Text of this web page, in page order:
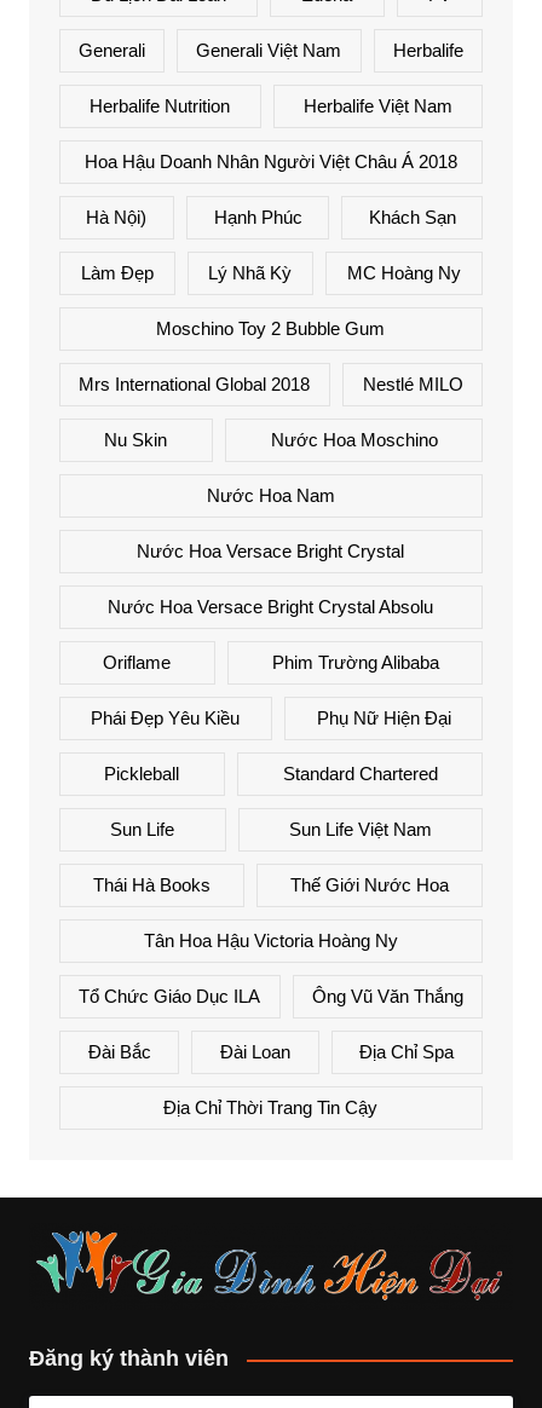
Generali Generali Việt Nam Herbalife
Herbalife Nutrition Herbalife Việt Nam
Hoa Hậu Doanh Nhân Người Việt Châu Á 2018
Hà Nội) Hạnh Phúc Khách Sạn
Làm Đẹp Lý Nhã Kỳ MC Hoàng Ny
Moschino Toy 2 Bubble Gum
Mrs International Global 2018 Nestlé MILO
Nu Skin Nước Hoa Moschino
Nước Hoa Nam
Nước Hoa Versace Bright Crystal
Nước Hoa Versace Bright Crystal Absolu
Oriflame Phim Trường Alibaba
Phái Đẹp Yêu Kiều Phụ Nữ Hiện Đại
Pickleball Standard Chartered
Sun Life Sun Life Việt Nam
Thái Hà Books Thế Giới Nước Hoa
Tân Hoa Hậu Victoria Hoàng Ny
Tổ Chức Giáo Dục ILA Ông Vũ Văn Thắng
Đài Bắc Đài Loan Địa Chỉ Spa
Địa Chỉ Thời Trang Tin Cậy
Đăng ký thành viên